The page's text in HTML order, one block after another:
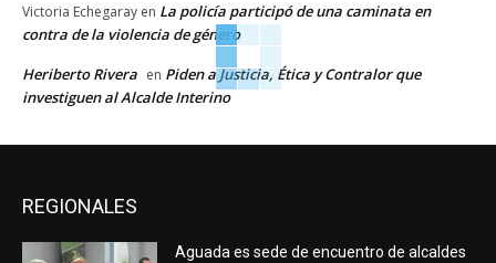
Victoria Echegaray en La policía participó de una caminata en
contra de la violencia de género
Heriberto Rivera en Piden a Justicia, Ética y Contralor que
investiguen al Alcalde Interino
REGIONALES
Aguada es sede de encuentro de alcaldes